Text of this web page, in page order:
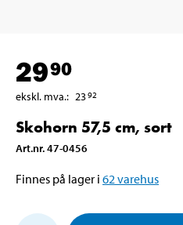
2990
ekskl. mva.: 2392
Skohorn 57,5 cm, sort
Art.nr.47-0456
Finnes på lager i 62 varehus